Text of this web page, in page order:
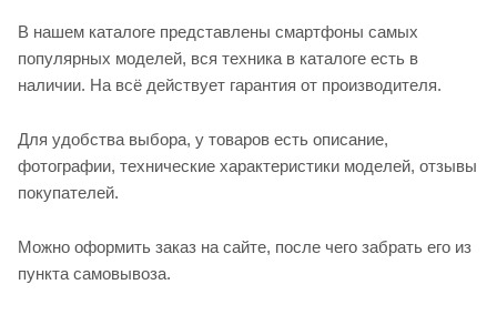
В нашем каталоге представлены смартфоны самых
популярных моделей, вся техника в каталоге есть в
наличии. На всё действует гарантия от производителя.
Для удобства выбора, у товаров есть описание,
фотографии, технические характеристики моделей, отзывы
покупателей.
Можно оформить заказ на сайте, после чего забрать его из
пункта самовывоза.